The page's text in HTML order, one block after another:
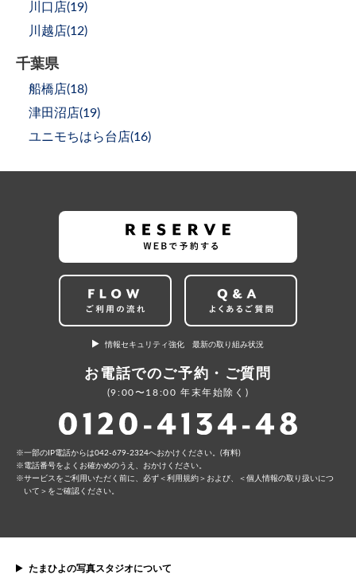
川口店(19)
川越店(12)
千葉県
船橋店(18)
津田沼店(19)
ユニモちはら台店(16)
情報セキュリティ強化 最新の取り組み状況
お電話でのご予約・ご質問
(9:00〜18:00 年末年始除く)
⼀部のIP電話からは042-679-2324へおかけください。(有料)
電話番号をよくお確かめのうえ、おかけください。
サービスをご利⽤いただく前に、必ず ＜利⽤規約＞ および、
＜個⼈情報の取り扱いにつ
いて＞ をご確認ください。
たまひよの写真スタジオについて